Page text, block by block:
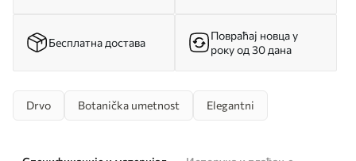
Бесплатна достава
Повраћај новца у
року од 30 дана
Drvo Botanička umetnost Elegantni